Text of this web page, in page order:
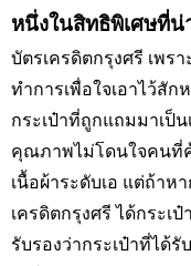
หนึ่งในสิทธิพิเศษที่น่
บัตรเครดิตกรุงศรี เพร
ทำการเพื่อใจเอาไว้สัก
กระเป๋าที่ถูกแถมมาเป็น
คุณภาพไม่โดนใจคนที่คุ้
เนื้อผ้าระดับเอ แต่ถ้าห
เครดิตกรุงศรี ได้กระเ
รับรองว่ากระเป๋าที่ได้